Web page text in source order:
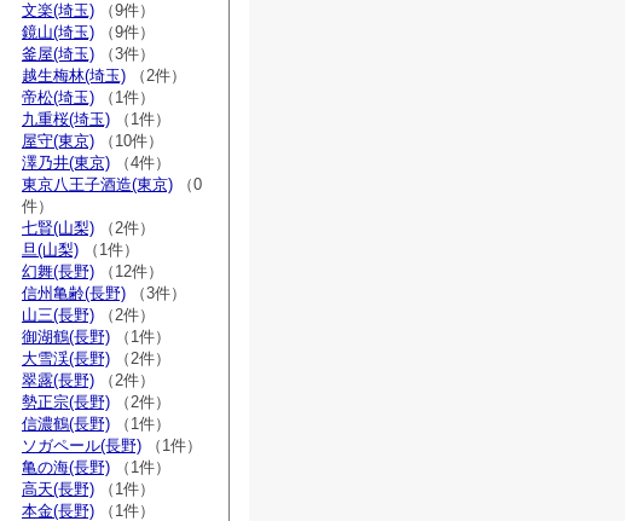
文楽(埼玉) （9件）
鏡山(埼玉) （9件）
釜屋(埼玉) （3件）
越生梅林(埼玉) （2件）
帝松(埼玉) （1件）
九重桜(埼玉) （1件）
屋守(東京) （10件）
澤乃井(東京) （4件）
東京八王子酒造(東京) （0
件）
七賢(山梨) （2件）
旦(山梨) （1件）
幻舞(長野) （12件）
信州亀齢(長野) （3件）
山三(長野) （2件）
御湖鶴(長野) （1件）
大雪渓(長野) （2件）
翠露(長野) （2件）
勢正宗(長野) （2件）
信濃鶴(長野) （1件）
ソガペール(長野) （1件）
亀の海(長野) （1件）
高天(長野) （1件）
本金(長野) （1件）